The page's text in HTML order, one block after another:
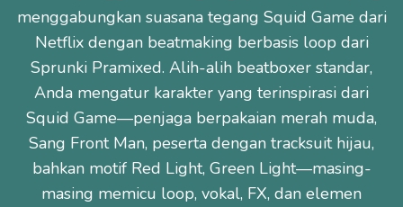
menggabungkan suasana tegang Squid Game dari
Netflix dengan beatmaking berbasis loop dari
Sprunki Pramixed. Alih-alih beatboxer standar,
Anda mengatur karakter yang terinspirasi dari
Squid Game—penjaga berpakaian merah muda,
Sang Front Man, peserta dengan tracksuit hijau,
bahkan motif Red Light, Green Light—masing-
masing memicu loop, vokal, FX, dan elemen